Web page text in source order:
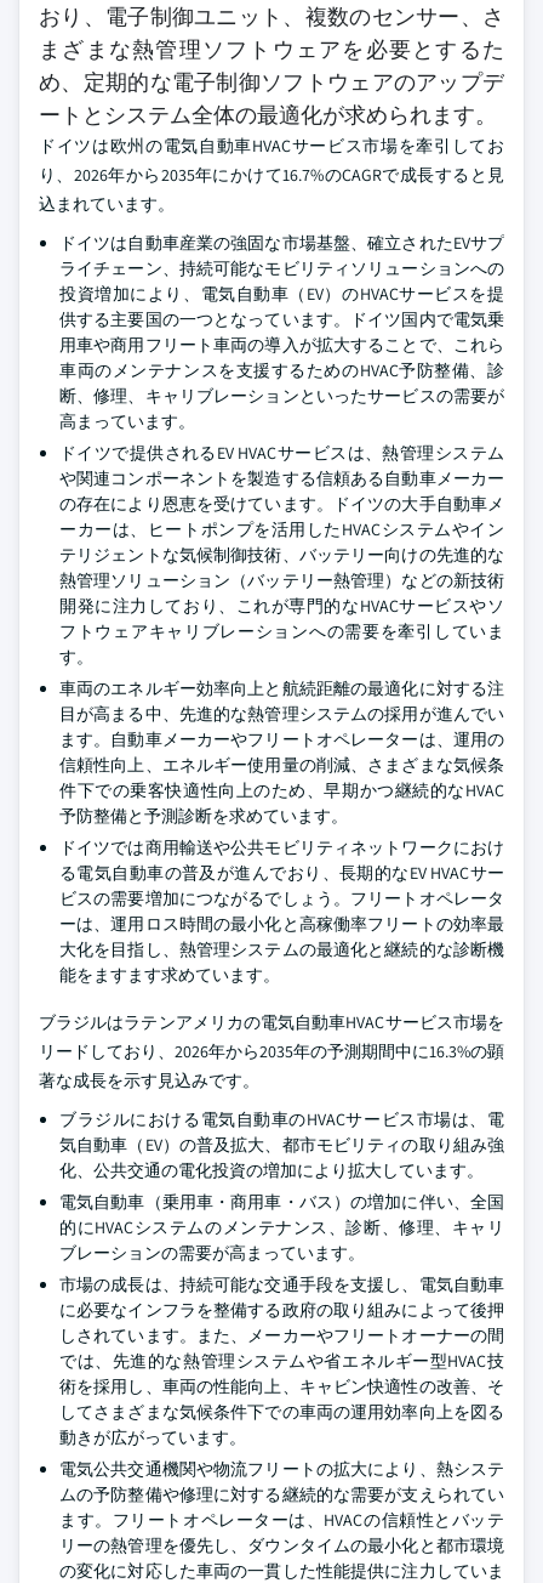
おり、電子制御ユニット、複数のセンサー、さ
まざまな熱管理ソフトウェアを必要とするた
め、定期的な電子制御ソフトウェアのアップデ
ートとシステム全体の最適化が求められます。
ドイツは欧州の電気自動車HVACサービス市場を牽引してお
り、2026年から2035年にかけて16.7%のCAGRで成長すると見
込まれています。
ドイツは自動車産業の強固な市場基盤、確立されたEVサプ
ライチェーン、持続可能なモビリティソリューションへの
投資増加により、電気自動車（EV）のHVACサービスを提
供する主要国の一つとなっています。ドイツ国内で電気乗
用車や商用フリート車両の導入が拡大することで、これら
車両のメンテナンスを支援するためのHVAC予防整備、診
断、修理、キャリブレーションといったサービスの需要が
高まっています。
ドイツで提供されるEV HVACサービスは、熱管理システム
や関連コンポーネントを製造する信頼ある自動車メーカー
の存在により恩恵を受けています。ドイツの大手自動車メ
ーカーは、ヒートポンプを活用したHVACシステムやイン
テリジェントな気候制御技術、バッテリー向けの先進的な
熱管理ソリューション（バッテリー熱管理）などの新技術
開発に注力しており、これが専門的なHVACサービスやソ
フトウェアキャリブレーションへの需要を牽引していま
す。
車両のエネルギー効率向上と航続距離の最適化に対する注
目が高まる中、先進的な熱管理システムの採用が進んでい
ます。自動車メーカーやフリートオペレーターは、運用の
信頼性向上、エネルギー使用量の削減、さまざまな気候条
件下での乗客快適性向上のため、早期かつ継続的なHVAC
予防整備と予測診断を求めています。
ドイツでは商用輸送や公共モビリティネットワークにおけ
る電気自動車の普及が進んでおり、長期的なEV HVACサー
ビスの需要増加につながるでしょう。フリートオペレータ
ーは、運用ロス時間の最小化と高稼働率フリートの効率最
大化を目指し、熱管理システムの最適化と継続的な診断機
能をますます求めています。
ブラジルはラテンアメリカの電気自動車HVACサービス市場を
リードしており、2026年から2035年の予測期間中に16.3%の顕
著な成長を示す見込みです。
ブラジルにおける電気自動車のHVACサービス市場は、電
気自動車（EV）の普及拡大、都市モビリティの取り組み強
化、公共交通の電化投資の増加により拡大しています。
電気自動車（乗用車・商用車・バス）の増加に伴い、全国
的にHVACシステムのメンテナンス、診断、修理、キャリ
ブレーションの需要が高まっています。
市場の成長は、持続可能な交通手段を支援し、電気自動車
に必要なインフラを整備する政府の取り組みによって後押
しされています。また、メーカーやフリートオーナーの間
では、先進的な熱管理システムや省エネルギー型HVAC技
術を採用し、車両の性能向上、キャビン快適性の改善、そ
してさまざまな気候条件下での車両の運用効率向上を図る
動きが広がっています。
電気公共交通機関や物流フリートの拡大により、熱システ
ムの予防整備や修理に対する継続的な需要が支えられてい
ます。フリートオペレーターは、HVACの信頼性とバッテ
リーの熱管理を優先し、ダウンタイムの最小化と都市環境
の変化に対応した車両の一貫した性能提供に注力していま